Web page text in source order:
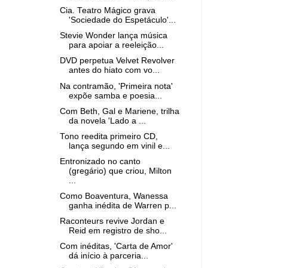
Cia. Teatro Mágico grava
'Sociedade do Espetáculo'...
Stevie Wonder lança música
para apoiar a reeleição...
DVD perpetua Velvet Revolver
antes do hiato com vo...
Na contramão, 'Primeira nota'
expõe samba e poesia...
Com Beth, Gal e Mariene, trilha
da novela 'Lado a ...
Tono reedita primeiro CD,
lança segundo em vinil e...
Entronizado no canto
(gregário) que criou, Milton
Como Boaventura, Wanessa
ganha inédita de Warren p...
Raconteurs revive Jordan e
Reid em registro de sho...
Com inéditas, 'Carta de Amor'
dá início à parceria...